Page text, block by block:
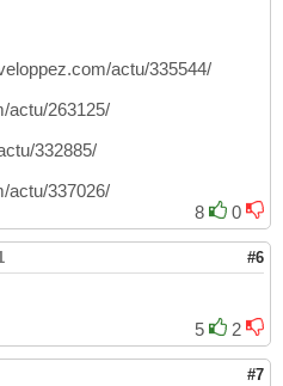
actu/335544/
actu/263125/
332885/
actu/337026/
8
0
#6
5
2
#7